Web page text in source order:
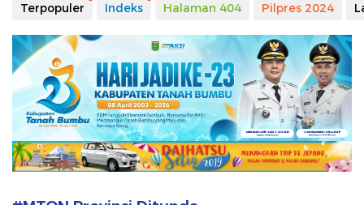
Terpopuler Indeks Halaman 404 Pilpres 2024